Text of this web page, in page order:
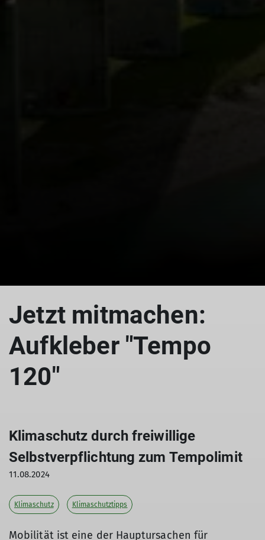
Jetzt mitmachen:
Aufkleber "Tempo
120"
Klimaschutz durch freiwillige
Selbstverpflichtung zum Tempolimit
11.08.2024
Klimaschutz Klimaschutztipps
Mobilität ist eine der Hauptursachen für